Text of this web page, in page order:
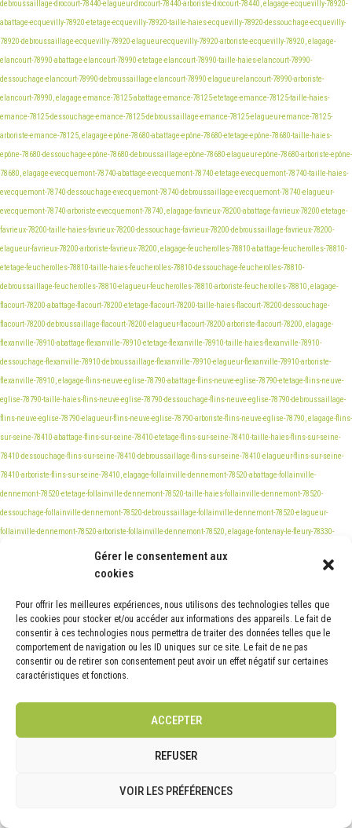
Gérer le consentement aux
cookies
Pour offrir les meilleures expériences, nous utilisons des technologies telles que
les cookies pour stocker et/ou accéder aux informations des appareils. Le fait de
consentir à ces technologies nous permettra de traiter des données telles que le
comportement de navigation ou les ID uniques sur ce site. Le fait de ne pas
consentir ou de retirer son consentement peut avoir un effet négatif sur certaines
caractéristiques et fonctions.
ACCEPTER
REFUSER
VOIR LES PRÉFÉRENCES